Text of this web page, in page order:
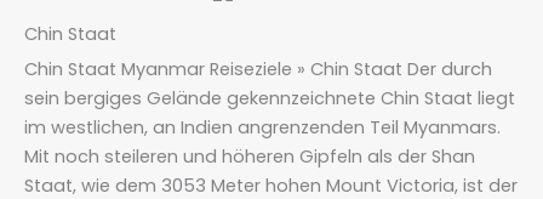
Chin Staat
Chin Staat Myanmar Reiseziele » Chin Staat Der durch
sein bergiges Gelände gekennzeichnete Chin Staat liegt
im westlichen, an Indien angrenzenden Teil Myanmars.
Mit noch steileren und höheren Gipfeln als der Shan
Staat, wie dem 3053 Meter hohen Mount Victoria, ist der